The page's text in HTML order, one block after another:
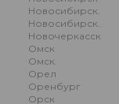
Новосибирск.
Новосибирск..
Новочеркасск
Омск
Омск.
Орел
Оренбург
Орск